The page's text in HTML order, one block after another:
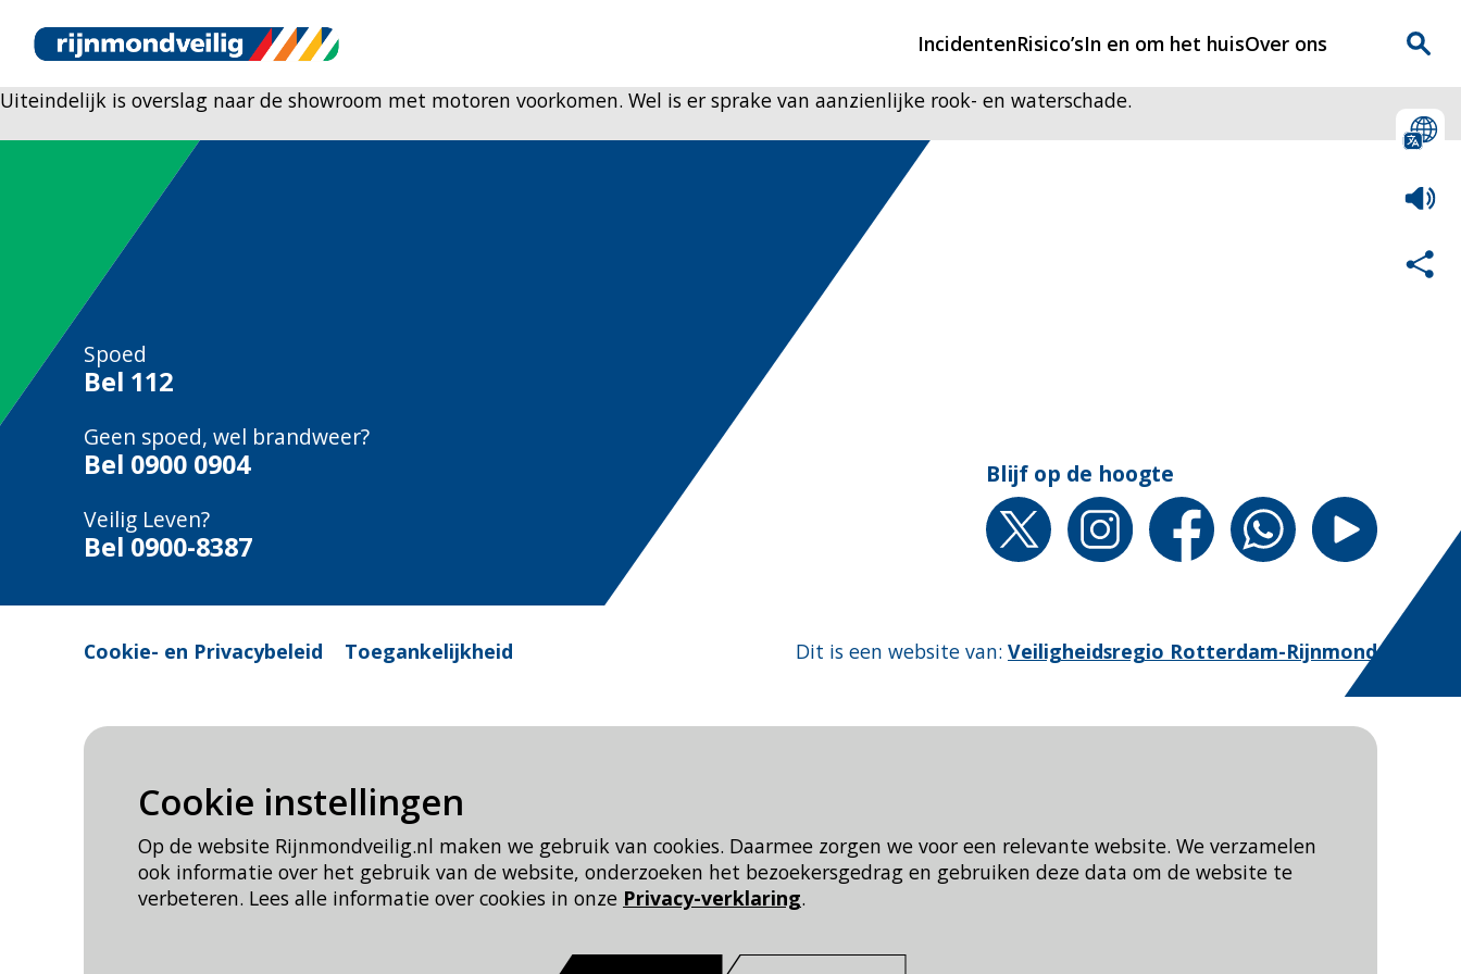
Cookie instellingen
Op de website Rijnmondveilig.nl maken we gebruik van cookies. Daarmee zorgen we voor een relevante website. We verzamelen
ook informatie over het gebruik van de website, onderzoeken het bezoekersgedrag en gebruiken deze data om de website te
verbeteren. Lees alle informatie over cookies in onze Privacy-verklaring.
Incidenten
Hulpdiensten nodig?
CIN-meldingen
Risico’sIn en om het huisOver ons
Uiteindelijk is overslag naar de showroom met motoren voorkomen. Wel is er sprake van aanzienlijke rook- en waterschade.
Spoed
Bel 112
Geen spoed, wel brandweer?
Bel 0900 0904
Veilig Leven?
Bel 0900-8387
Blijf op de hoogte
Cookie- en Privacybeleid Toegankelijkheid Dit is een website van: Veiligheidsregio Rotterdam-Rijnmond